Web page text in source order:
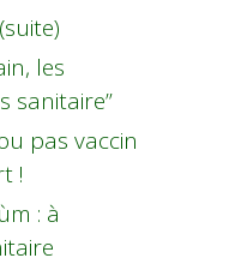
les
sanitaire”
pas vaccin
!
: à